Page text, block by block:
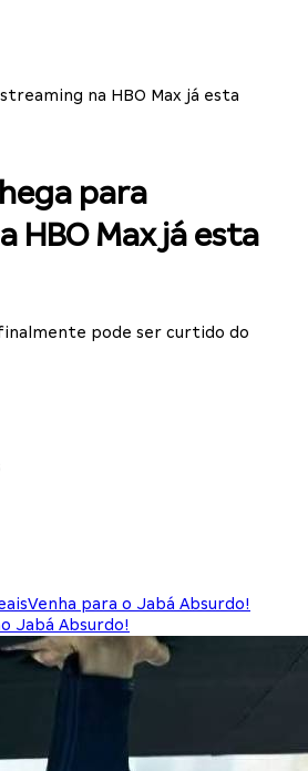
na HBO Max já esta
para
HBO Max já esta
pode ser curtido do
Venha para o Jabá Absurdo!
Jabá Absurdo!